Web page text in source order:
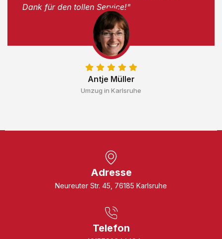
Antje Müller
Umzug in Karlsruhe
Dank für den tollen Service!"
Adresse
Neureuter Str. 45, 76185 Karlsruhe
Telefon